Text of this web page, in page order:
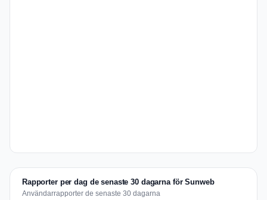
Rapporter per dag de senaste 30 dagarna för Sunweb
Användarrapporter de senaste 30 dagarna